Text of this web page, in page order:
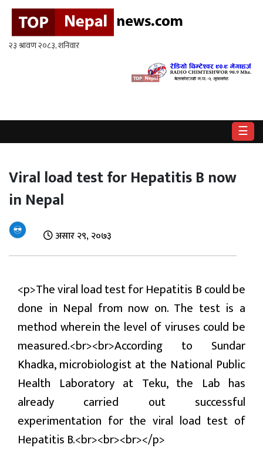
☰
गृहपृष्ठ
खेलकुद
बिचार
/
स्वास्थ्य
जापान
English
Viral load test for Hepatitis B now
in Nepal
असार २९, २०७३
<p>The viral load test for Hepatitis B could be
done in Nepal from now on. The test is a
method wherein the level of viruses could be
measured.<br><br>According to Sundar
Khadka, microbiologist at the National Public
Health Laboratory at Teku, the Lab has
already carried out successful
experimentation for the viral load test of
Hepatitis B.<br><br><br></p>